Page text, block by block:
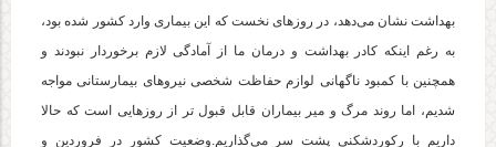
بهداشت نشان می‌دهد، در روزهای نخست که این بیماری وارد کشور شده بود،
به رغم اینکه کادر بهداشت و درمان ما از آمادگی لازم برخوردار نبودند و
همچنین با کمبود ناگهانی لوازم حفاظت شخصی نیروهای بیمارستانی مواجه
شدیم، اما روند مرگ و میر بیماران قابل قبول تر از روزهایی است که حالا
داریم با رکوردشکنی پشت سر می‌گذاریم.وضعیت کشور در فروردین و